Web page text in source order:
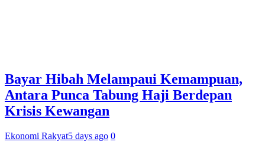
Bayar Hibah Melampaui Kemampuan,
Antara Punca Tabung Haji Berdepan
Krisis Kewangan
Ekonomi Rakyat5 days ago 0